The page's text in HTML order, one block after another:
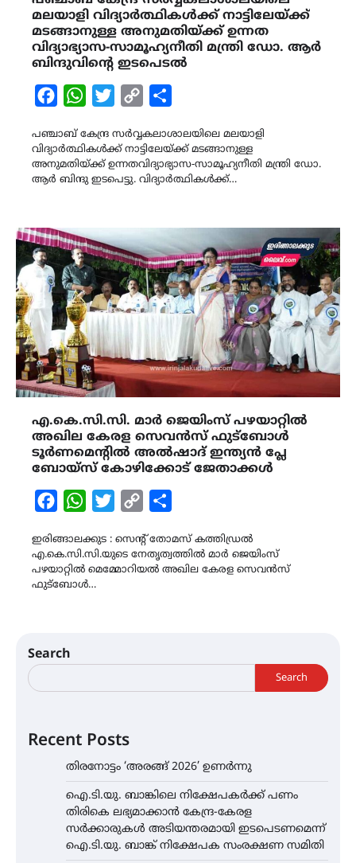
മലയാളി വിദ്യാർത്ഥികൾക്ക് നാട്ടിലേയ്ക്ക്
മടങ്ങാനുള്ള അനുമതിയ്ക്ക് ഉന്നത
വിദ്യാഭ്യാസ-സാമൂഹ്യനീതി മന്ത്രി ഡോ. ആർ
ബിന്ദുവിന്റെ ഇടപെടൽ
FacebookWhatsAppTwitterCopy
പഞ്ചാബ് കേന്ദ്ര സർവ്വകലാശാലയിലെ മലയാളി
വിദ്യാർത്ഥികൾക്ക് നാട്ടിലേയ്ക്ക് മടങ്ങാനുള്ള
അനുമതിയ്ക്ക് ഉന്നതവിദ്യാഭ്യാസ-സാമൂഹ്യനീതി മന്ത്രി ഡോ.
ആർ ബിന്ദു ഇടപെട്ടു. വിദ്യാർത്ഥികൾക്ക്…
എ.കെ.സി.സി. മാർ ജെയിംസ് പഴയാറ്റിൽ
അഖില കേരള സെവൻസ് ഫുട്ബോൾ
ടൂർണമെന്റിൽ അൽഷാദ് ഇന്ത്യൻ പ്ലേ
ബോയ്സ് കോഴിക്കോട് ജേതാക്കൾ
FacebookWhatsAppTwitterCopy
ഇരിങ്ങാലക്കുട : സെന്റ് തോമസ് കത്തിഡ്രൽ
എ.കെ.സി.സി.യുടെ നേതൃത്വത്തിൽ മാർ ജെയിംസ്
പഴയാറ്റിൽ മെമ്മോറിയൽ അഖില കേരള സെവൻസ്
ഫുട്ബോൾ…
Search
Search
Recent Posts
തിരനോട്ടം ‘അരങ്ങ് 2026’ ഉണർന്നു
ഐ.ടി.യു. ബാങ്കിലെ നിക്ഷേപകർക്ക് പണം
തിരികെ ലഭ്യമാക്കാൻ കേന്ദ്ര-കേരള
സർക്കാരുകൾ അടിയന്തരമായി ഇടപെടണമെന്ന്
ഐ.ടി.യു. ബാങ്ക് നിക്ഷേപക സംരക്ഷണ സമിതി